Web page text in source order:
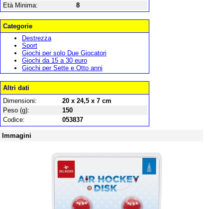
Età Minima:
8
Categorie
Destrezza
Sport
Giochi per solo Due Giocatori
Giochi da 15 a 30 euro
Giochi per Sette e Otto anni
Altri dati
Dimensioni:
20 x 24,5 x 7 cm
Peso (g):
150
Codice:
053837
Immagini